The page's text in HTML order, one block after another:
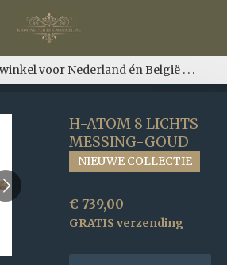
voor Nederland én België . . .
H-ATOM 8 LICHTS
MESSING-GOUD
NIEUWE COLLECTIE
€ 739,00
GRATIS verzending